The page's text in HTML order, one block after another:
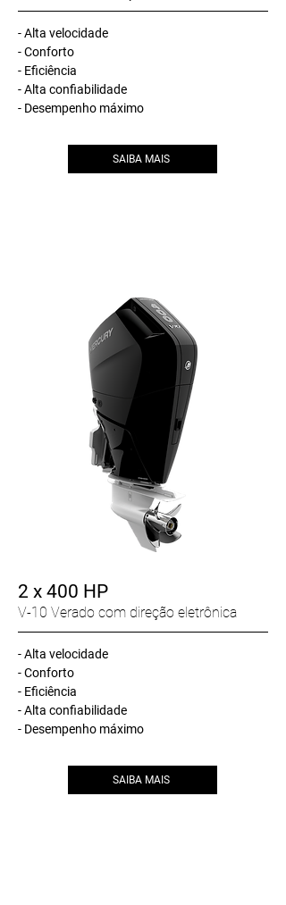
- Alta velocidade
- Conforto
- Eficiência
- Alta confiabilidade
- Desempenho máximo
SAIBA MAIS
2 x 400 HP
V-10 Verado com direção eletrônica
- Alta velocidade
- Conforto
- Eficiência
- Alta confiabilidade
- Desempenho máximo
SAIBA MAIS